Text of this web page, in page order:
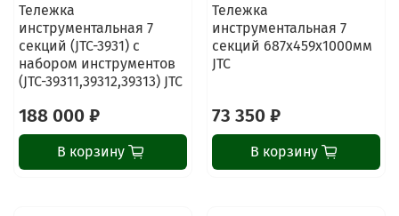
Тележка
инструментальная 7
секций (JTC-3931) с
набором инструментов
(JTC-39311,39312,39313) JTC
188 000 ₽
В корзину
Тележка
инструментальная 7
секций 687х459х1000мм
JTC
73 350 ₽
В корзину